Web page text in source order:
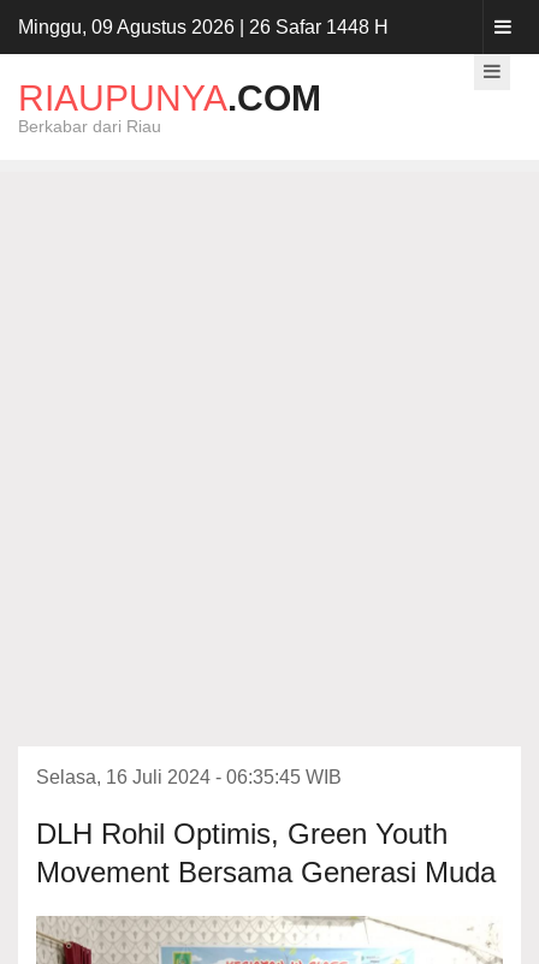
Minggu, 09 Agustus 2026 | 26 Safar 1448 H
RIAUPUNYA.COM
Berkabar dari Riau
Selasa, 16 Juli 2024 - 06:35:45 WIB
DLH Rohil Optimis, Green Youth
Movement Bersama Generasi Muda